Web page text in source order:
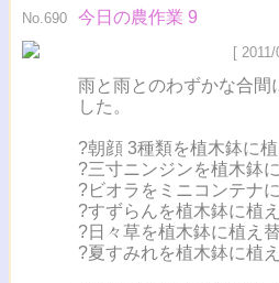
No.690 今日の農作業 9
[
雨と雨とのわずかな合間
した。
?朝顔 3種類を植木鉢に植
?三寸ニンジンを植木鉢
?ビオラをミニコンテナ
?すずらんを植木鉢に植
?日々草を植木鉢に植え
?夏すみれを植木鉢に植